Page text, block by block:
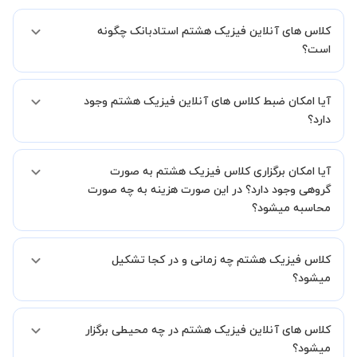
کلاس های آنلاین فیزیک هشتم استادبانک چگونه
است؟
شما میدهیم که استاد شما پیش از جلسه تمامی موارد لازم برای برگزاری
یک کلاس آنلاین با کیفیت و مفید را به شما توضیح خواهند داد.
آیا امکان ضبط کلاس های آنلاین فیزیک هشتم وجود
دارد؟
کنید.
آیا امکان برگزاری کلاس فیزیک هشتم به صورت
گروهی وجود دارد؟ در این صورت هزینه به چه صورت
محاسبه میشود؟
صورتیکه مایل هستید کلاس ها را در کنار دوستان و یا آشنایان خود به
صورت گروهی برگزار کنید، این امکان وجود دارد. در این حالت، به ازای هر
اضافه خواهد شد.
کلاس فیزیک هشتم چه زمانی و در کجا تشکیل
میشود؟
تعیین خواهد شد.
همچنین کلاس های خصوصی به طور کلی در منزل شاگرد برگزار میشود. در
کلاس های آنلاین فیزیک هشتم در چه محیطی برگزار
میشود؟